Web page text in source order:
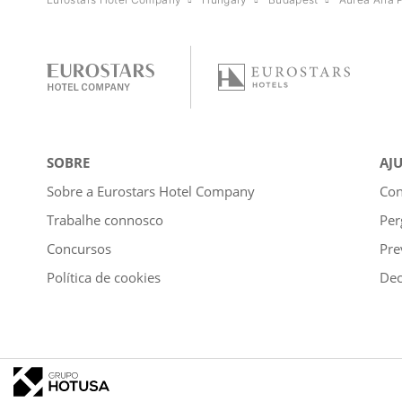
SOBRE
Sobre a Eurostars Hotel Company
Trabalhe connosco
Concursos
Política de cookies